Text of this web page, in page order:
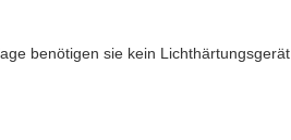
benötigen sie kein Lichthärtungsgerät.